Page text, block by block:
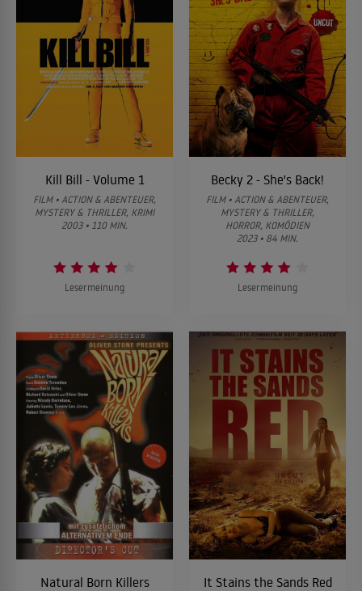
Kill Bill - Volume 1
FILM • ACTION & ABENTEUER,
MYSTERY & THRILLER, KRIMI
2003 • 110 MIN.
Lesermeinung
Becky 2 - She's Back!
FILM • ACTION & ABENTEUER,
MYSTERY & THRILLER,
HORROR, KOMÖDIEN
2023 • 84 MIN.
Lesermeinung
Natural Born Killers It Stains the Sands Red